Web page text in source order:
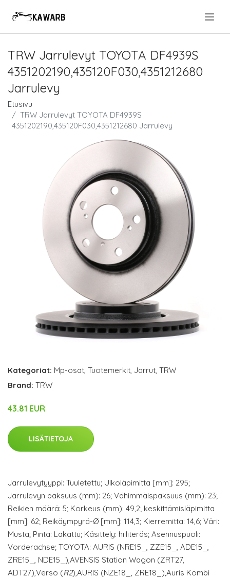
TRW Jarrulevyt TOYOTA DF4939S
4351202190,435120F030,4351212680
Jarrulevy
Etusivu
TRW Jarrulevyt TOYOTA DF4939S
4351202190,435120F030,4351212680 Jarrulevy
Kategoriat: Mp-osat, Tuotemerkit, Jarrut, TRW
Brand: TRW
43.81 EUR
LISÄTIETOJA
Jarrulevytyyppi: Tuuletettu; Ulkoläpimitta [mm]: 295;
Jarrulevyn paksuus (mm): 26; Vähimmäispaksuus (mm): 23;
Reikien määrä: 5; Korkeus (mm): 49,2; keskittämisläpimitta
[mm]: 62; Reikäympyrä-Ø [mm]: 114,3; Kierremitta: 14,6; Väri:
Musta; Pinta: Lakattu; Käsittely: hiiliteräs; Asennuspuoli:
Vorderachse; TOYOTA: AURIS (NRE15_, ZZE15_, ADE15_,
ZRE15_, NDE15_),AVENSIS Station Wagon (ZRT27,
ADT27),Verso (R2),AURIS (NZE18_, ZRE18_),Auris Kombi